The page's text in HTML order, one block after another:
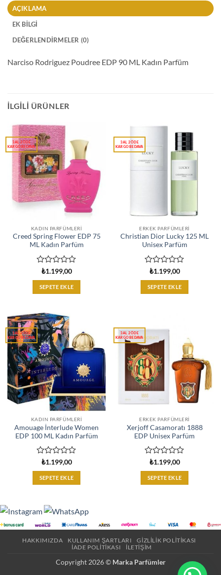
AÇIKLAMA
EK BILGI
DEĞERLENDIRMELER (0)
Narciso Rodriguez Poudree EDP 90 ML Kadın Parfüm
İLGILI ÜRÜNLER
KADIN PARFÜMLERI
Creed Spring Flower EDP 75
ML Kadın Parfüm
üzerinden
0
oy
₺1.199,00
SEPETE EKLE
ERKEK PARFÜMLERI
Christian Dior Lucky 125 ML
Unisex Parfüm
üzerinden
0
oy
₺1.199,00
SEPETE EKLE
KADIN PARFÜMLERI
Amouage İnterlude Women
EDP 100 ML Kadın Parfüm
üzerinden
0
oy
₺1.199,00
SEPETE EKLE
ERKEK PARFÜMLERI
Xerjoff Casamoratı 1888
EDP Unisex Parfüm
üzerinden
0
oy
₺1.199,00
SEPETE EKLE
HAKKIMIZDA KULLANIM ŞARTLARI
GIZLILIK POLITIKASI
İADE POLITIKASI
İLETIŞIM
Copyright 2026 © Marka Parfümler